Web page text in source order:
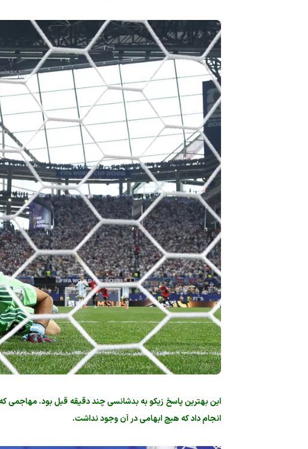
انجام داد که هیچ ابهامی در آن وجود نداشت.